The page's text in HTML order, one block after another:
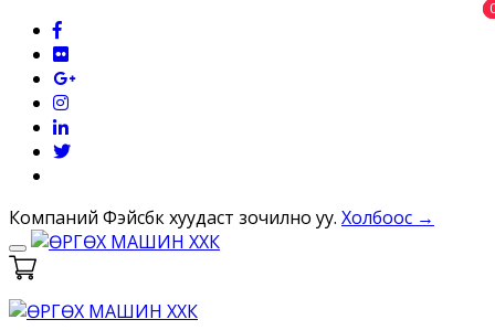
Компаний Фэйсбүүк хуудаст зочилно уу. Холбоос →